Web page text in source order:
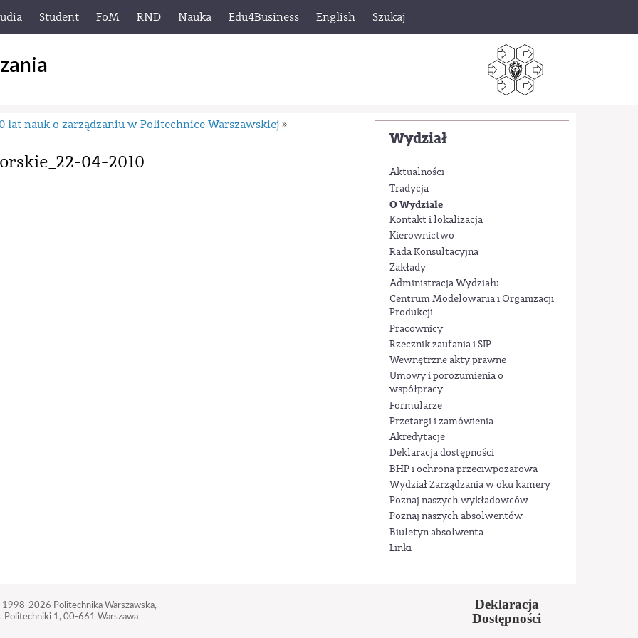
Student FoM RND Nauka Edu4Business English Szukaj
Wydział
Aktualności
Tradycja
O Wydziale
Kontakt i lokalizacja
Kierownictwo
Rada Konsultacyjna
Zakłady
Administracja Wydziału
Centrum Modelowania i Organizacji
Produkcji
Pracownicy
Rzecznik zaufania i SIP
Wewnętrzne akty prawne
Umowy i porozumienia o
współpracy
Formularze
Przetargi i zamówienia
Akredytacje
Deklaracja dostępności
BHP i ochrona przeciwpożarowa
Wydział Zarządzania w oku kamery
Poznaj naszych wykładowców
Poznaj naszych absolwentów
Biuletyn absolwenta
Linki
lat nauk o zarządzaniu w Politechnice Warszawskiej »
04-2010
2026 Politechnika Warszawska,
Politechniki 1, 00-661 Warszawa
Deklaracja
Dostępności